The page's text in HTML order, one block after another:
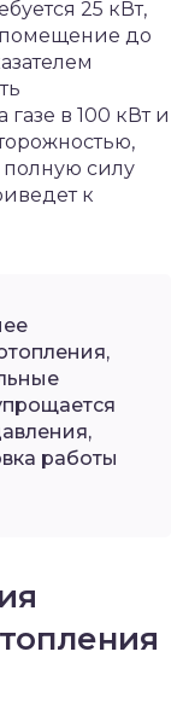
25 кВт,
помещение до
в 100 кВт и
полную силу
к
работы